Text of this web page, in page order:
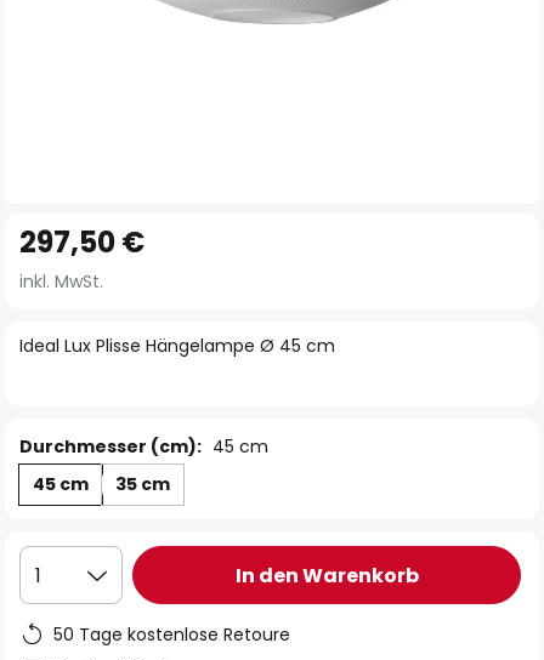
Anfang
der
springen
Ideal Lux Plisse Hängelampe Ø 45 cm
297,50 €
inkl. MwSt.
Durchmesser (cm): 45 cm
45 cm
35 cm
1 In den Warenkorb
50 Tage kostenlose Retoure